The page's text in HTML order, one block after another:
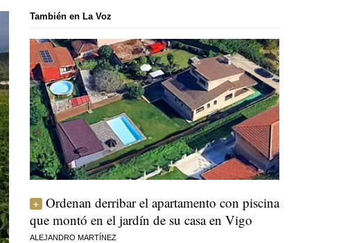
También en La Voz
Ordenan derribar el apartamento con piscina
que montó en el jardín de su casa en Vigo
ALEJANDRO MARTÍNEZ